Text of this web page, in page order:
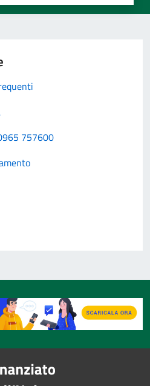
757600